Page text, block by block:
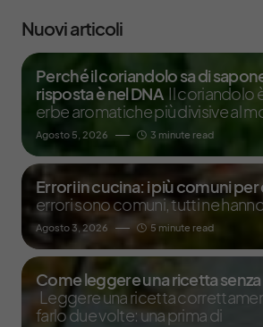
Nuovi articoli
Perché il coriandolo sa di
risposta è nel DNA Il coriandolo
erbe aromatiche più divisive al
Agosto 5, 2026 3 minute read
Errori in cucina: i più comuni per
errori sono comuni, tutti ne
Agosto 3, 2026 5 minute read
Come leggere una ricetta
Leggere una ricetta
farlo due volte: una prima di